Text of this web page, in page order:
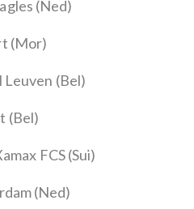
(Ned)
(Mor)
(Bel)
(Bel)
FCS (Sui)
(Ned)
Rabat : le campus de l'UM6P